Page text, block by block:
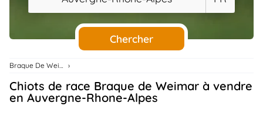
Étalons
Chiens
Services
Chercher
Braque De Weimar
Chiots de race Braque de Weimar à vendre
en Auvergne-Rhone-Alpes